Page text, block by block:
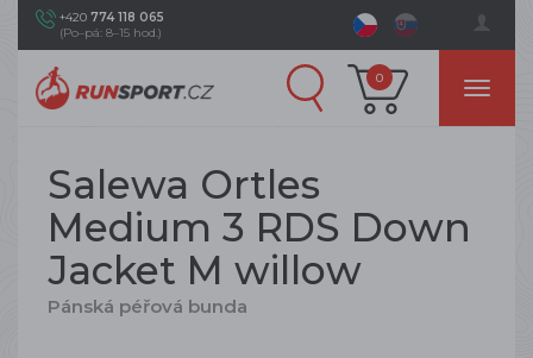
+420 774 118 065
(Po–pá: 8–15 hod.)
0
Salewa Ortles
Medium 3 RDS Down
Jacket M willow
Pánská péřová bunda